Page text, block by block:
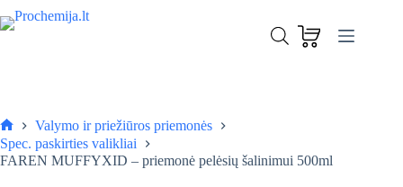
to
Į krepšelį
Pagrindinis
Valymo ir priežiūros priemonės
Spec. paskirties valikliai
FAREN MUFFYXID – priemonė pelėsių šalinimui 500ml